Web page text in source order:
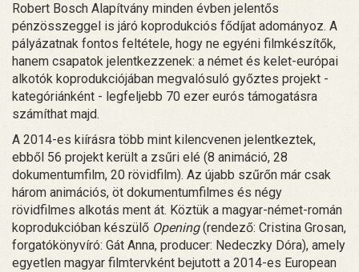
Robert Bosch Alapítvány minden évben jelentős
pénzösszeggel is járó koprodukciós fődíjat adományoz. A
pályázatnak fontos feltétele, hogy ne egyéni filmkészítők,
hanem csapatok jelentkezzenek: a német és kelet-európai
alkotók koprodukciójában megvalósuló győztes projekt -
kategóriánként - legfeljebb 70 ezer eurós támogatásra
számíthat majd.
A 2014-es kiírásra több mint kilencvenen jelentkeztek,
ebből 56 projekt került a zsűri elé (8 animáció, 28
dokumentumfilm, 20 rövidfilm). Az újabb szűrőn már csak
három animációs, öt dokumentumfilmes és négy
rövidfilmes alkotás ment át. Köztük a magyar-német-román
koprodukcióban készülő Opening(rendező: Cristina Grosan,
forgatókönyvíró: Gát Anna, producer: Nedeczky Dóra), amely
egyetlen magyar filmtervként bejutott a 2014-es European